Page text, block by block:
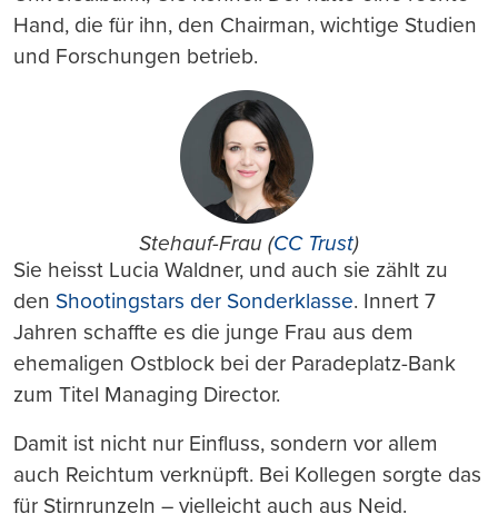
Hand, die für ihn, den Chairman, wichtige Studien
und Forschungen betrieb.
Stehauf-Frau (CC Trust)
Sie heisst Lucia Waldner, und auch sie zählt zu
den Shootingstars der Sonderklasse. Innert 7
Jahren schaffte es die junge Frau aus dem
ehemaligen Ostblock bei der Paradeplatz-Bank
zum Titel Managing Director.
Damit ist nicht nur Einfluss, sondern vor allem
auch Reichtum verknüpft. Bei Kollegen sorgte das
für Stirnrunzeln – vielleicht auch aus Neid.